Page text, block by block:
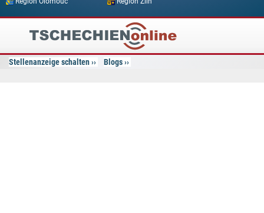
Tschechien
Online
Stellenanzeige schalten Blogs